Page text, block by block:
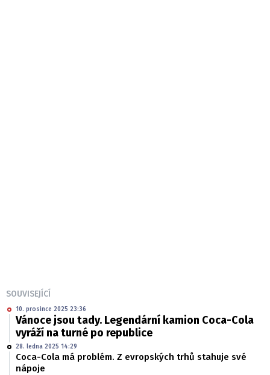
SOUVISEJÍCÍ
10. prosince 2025 23:36
Vánoce jsou tady. Legendární kamion Coca-Cola
vyráží na turné po republice
28. ledna 2025 14:29
Coca-Cola má problém. Z evropských trhů stahuje své
nápoje